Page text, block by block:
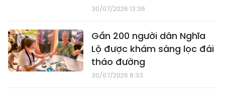
30/07/2026 13:36
Gần 200 người dân Nghĩa
Lộ được khám sàng lọc đái
tháo đường
30/07/2026 8:33